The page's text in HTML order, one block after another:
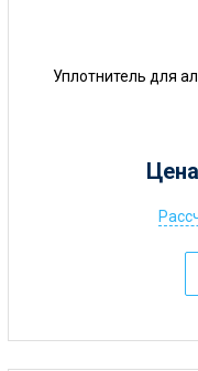
Уплотнитель для